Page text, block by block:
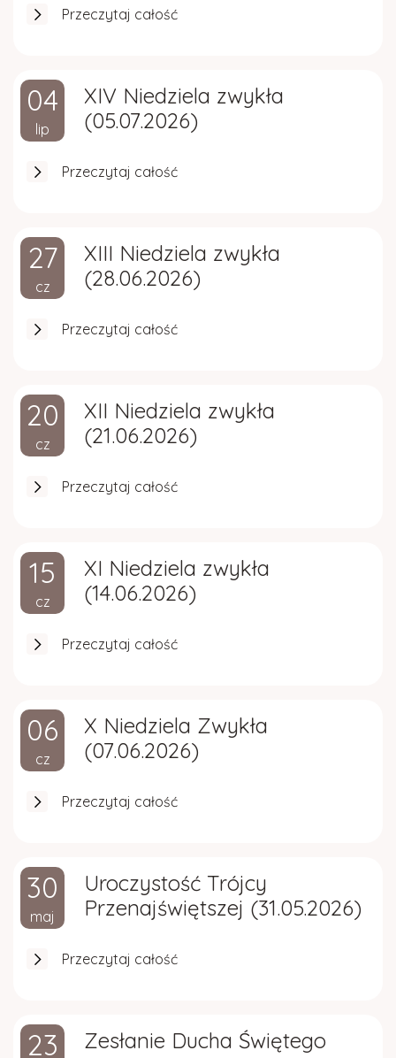
Przeczytaj całość
04
lip
XIV Niedziela zwykła
(05.07.2026)
Przeczytaj całość
27
cz
XIII Niedziela zwykła
(28.06.2026)
Przeczytaj całość
20
cz
XII Niedziela zwykła
(21.06.2026)
Przeczytaj całość
15
cz
XI Niedziela zwykła
(14.06.2026)
Przeczytaj całość
06
cz
X Niedziela Zwykła
(07.06.2026)
Przeczytaj całość
30
maj
Uroczystość Trójcy
Przenajświętszej (31.05.2026)
Przeczytaj całość
23
Zesłanie Ducha Świętego